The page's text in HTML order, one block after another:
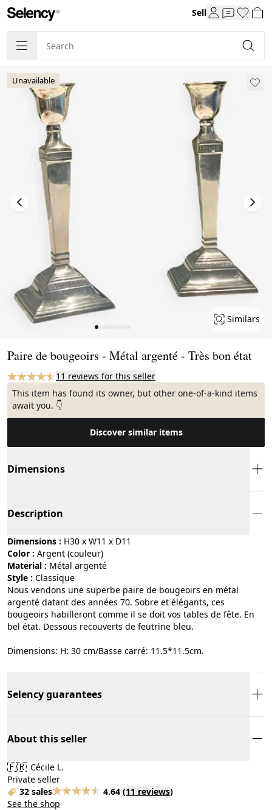
Sell
Unavailable
Similars
Paire de bougeoirs - Métal argenté - Très bon état
11 reviews for this seller
This item has found its owner, but other one-of-a-kind items
await you. 👇
Discover similar items
Dimensions
Description
Dimensions : H30 x W11 x D11
Color :
argent (couleur)
Material :
métal argenté
Style :
classique
Nous vendons une superbe paire de bougeoirs en métal
argenté datant des années 70. Sobre et élégants, ces
bougeoirs habilleront comme il se doit vos tables de fête. En
bel état. Dessous recouverts de feutrine bleu.
Dimensions: H: 30 cm/Basse carré: 11.5*11.5cm.
Selency guarantees
About this seller
🇫🇷 Cécile L.
Private seller
32 sales
4.64 (11 reviews)
See the shop